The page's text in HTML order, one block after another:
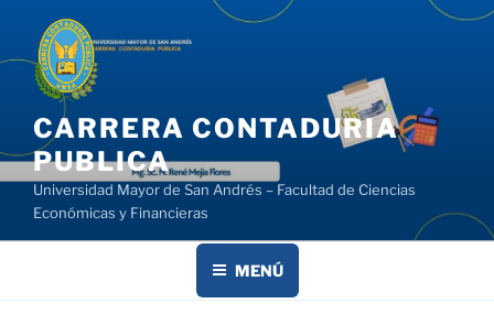
contenido
CARRERA CONTADURIA
PUBLICA
Universidad Mayor de San Andrés – Facultad de Ciencias
Económicas y Financieras
MENÚ